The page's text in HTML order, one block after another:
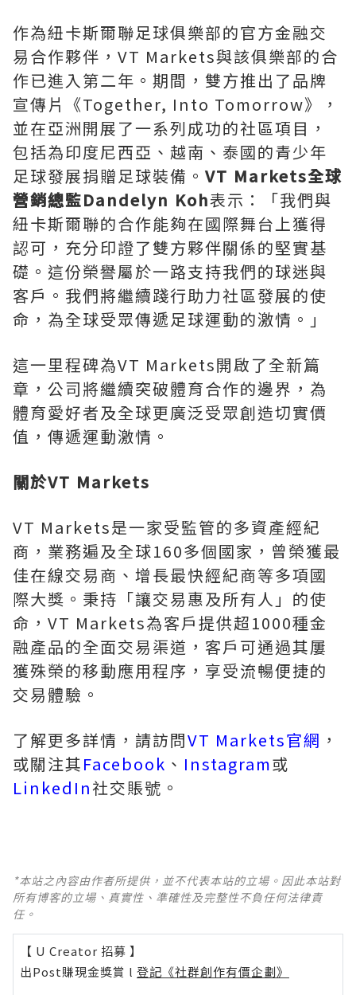
作為紐卡斯爾聯足球俱樂部的官方金融交
易合作夥伴，VT Markets與該俱樂部的合
作已進入第二年。期間，雙方推出了品牌
宣傳片《Together, Into Tomorrow》，
並在亞洲開展了一系列成功的社區項目，
包括為印度尼西亞、越南、泰國的青少年
足球發展捐贈足球裝備。 VT Markets全球
營銷總監Dandelyn Koh表示：「我們與
紐卡斯爾聯的合作能夠在國際舞台上獲得
認可，充分印證了雙方夥伴關係的堅實基
礎。這份榮譽屬於一路支持我們的球迷與
客戶。我們將繼續踐行助力社區發展的使
命，為全球受眾傳遞足球運動的激情。」
這一里程碑為VT Markets開啟了全新篇
章，公司將繼續突破體育合作的邊界，為
體育愛好者及全球更廣泛受眾創造切實價
值，傳遞運動激情。
關於VT Markets
VT Markets是一家受監管的多資產經紀
商，業務遍及全球160多個國家，曾榮獲最
佳在線交易商、增長最快經紀商等多項國
際大獎。秉持「讓交易惠及所有人」的使
命，VT Markets為客戶提供超1000種金
融產品的全面交易渠道，客戶可通過其屢
獲殊榮的移動應用程序，享受流暢便捷的
交易體驗。
了解更多詳情，請訪問VT Markets官網 ，
或關注其Facebook 、 Instagram或
LinkedIn社交賬號。
*本站之內容由作者所提供，並不代表本站的立場。因此本站對
所有博客的立場、真實性、準確性及完整性不負任何法律責
任。
【 U Creator 招募 】
出Post賺現金獎賞 l 登記《社群創作有價企劃》